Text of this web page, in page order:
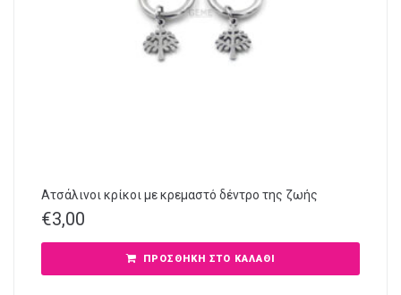
Ατσάλινοι κρίκοι με κρεμαστό δέντρο της ζωής
€3,00
ΠΡΟΣΘΉΚΗ ΣΤΟ ΚΑΛΆΘΙ